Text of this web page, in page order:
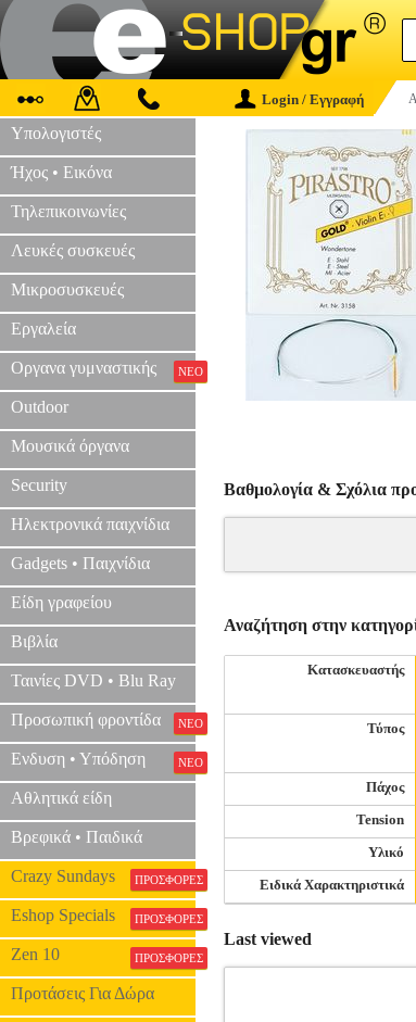
Login / Εγγραφή
Υπολογιστές
Ήχος • Εικόνα
Τηλεπικοινωνίες
Λευκές συσκευές
Μικροσυσκευές
Εργαλεία
Οργανα γυμναστικής ΝΕΟ
Outdoor
Μουσικά όργανα
Security
Ηλεκτρονικά παιχνίδια
Gadgets • Παιχνίδια
Είδη γραφείου
Βιβλία
Ταινίες DVD • Blu Ray
Προσωπική φροντίδα ΝΕΟ
Ενδυση • Υπόδηση ΝΕΟ
Αθλητικά είδη
Βρεφικά • Παιδικά
Crazy Sundays ΠΡΟΣΦΟΡΕΣ
Eshop Specials ΠΡΟΣΦΟΡΕΣ
Zen 10 ΠΡΟΣΦΟΡΕΣ
Προτάσεις Για Δώρα
Βαθμολογία & Σχόλια
Αναζήτηση στην
Κατασκευαστής
Τύπος
Πάχος
Tension
Υλικό
Ειδικά Χαρακτηριστικά
Last viewed